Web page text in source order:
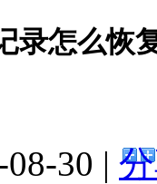
录怎么恢
30 |